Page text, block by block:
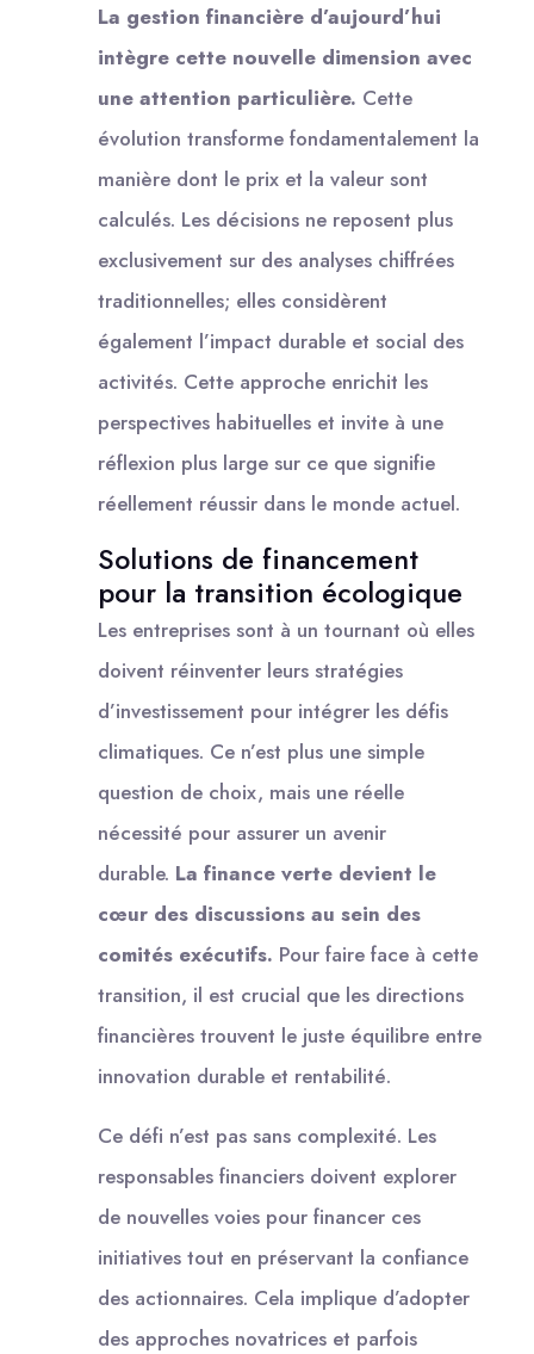
La gestion financière d’aujourd’hui
intègre cette nouvelle dimension avec
une attention particulière. Cette
évolution transforme fondamentalement la
manière dont le prix et la valeur sont
calculés. Les décisions ne reposent plus
exclusivement sur des analyses chiffrées
traditionnelles; elles considèrent
également l’impact durable et social des
activités. Cette approche enrichit les
perspectives habituelles et invite à une
réflexion plus large sur ce que signifie
réellement réussir dans le monde actuel.
Solutions de financement
pour la transition écologique
Les entreprises sont à un tournant où elles
doivent réinventer leurs stratégies
d’investissement pour intégrer les défis
climatiques. Ce n’est plus une simple
question de choix, mais une réelle
nécessité pour assurer un avenir
durable. La finance verte devient le
cœur des discussions au sein des
comités exécutifs. Pour faire face à cette
transition, il est crucial que les directions
financières trouvent le juste équilibre entre
innovation durable et rentabilité.
Ce défi n’est pas sans complexité. Les
responsables financiers doivent explorer
de nouvelles voies pour financer ces
initiatives tout en préservant la confiance
des actionnaires. Cela implique d’adopter
des approches novatrices et parfois